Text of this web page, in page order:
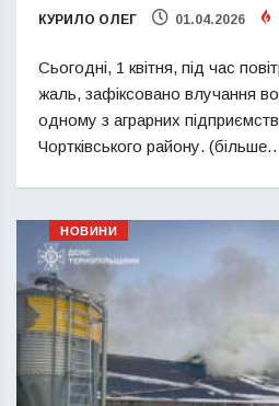
КУРИЛО ОЛЕГ 01.04.2026
Сьогодні, 1 квітня, під час
жаль, зафіксовано влучання
одному з аграрних
Чортківського району.
НОВИНИ